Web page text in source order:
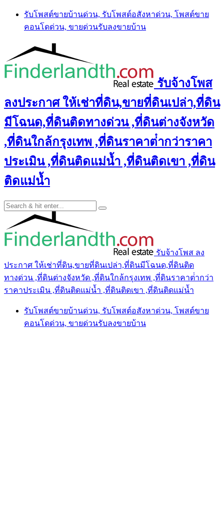
Skip
content
รับโพสต์ขายบ้านด่วน, รับโพสต์อสังหาด่วน, โพสต์ขาย
คอนโดด่วน, ขายด่วนรับลงขายบ้าน
รับจ้างโพส
ลงประกาศ ให้เช่าที่ดิน,ขายที่ดินเปล่า,ที่ดิน
มีโฉนด,ที่ดินติดทางด่วน ,ที่ดินต่างจังหวัด
,ที่ดินใกล้กรุงเทพ ,ที่ดินราคาต่ํากว่าราคา
ประเมิน ,ที่ดินติดแม่น้ำ ,ที่ดินติดเขา ,ที่ดิน
ติดแม่น้ำ
รับจ้างโพส ลง
ประกาศ ให้เช่าที่ดิน,ขายที่ดินเปล่า,ที่ดินมีโฉนด,ที่ดินติด
ทางด่วน ,ที่ดินต่างจังหวัด ,ที่ดินใกล้กรุงเทพ ,ที่ดินราคาต่ํากว่า
ราคาประเมิน ,ที่ดินติดแม่น้ำ ,ที่ดินติดเขา ,ที่ดินติดแม่น้ำ
รับโพสต์ขายบ้านด่วน, รับโพสต์อสังหาด่วน, โพสต์ขาย
คอนโดด่วน, ขายด่วนรับลงขายบ้าน